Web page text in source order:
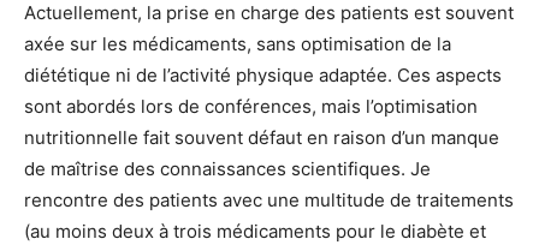
Actuellement, la prise en charge des patients est souvent
axée sur les médicaments, sans optimisation de la
diététique ni de l’activité physique adaptée. Ces aspects
sont abordés lors de conférences, mais l’optimisation
nutritionnelle fait souvent défaut en raison d’un manque
de maîtrise des connaissances scientifiques. Je
rencontre des patients avec une multitude de traitements
(au moins deux à trois médicaments pour le diabète et